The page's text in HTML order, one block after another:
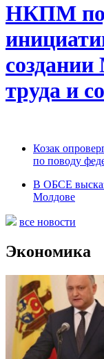
НКПМ
труда и
Козак
по поводу
В ОБСЕ
Молдове
все новости
Экономика